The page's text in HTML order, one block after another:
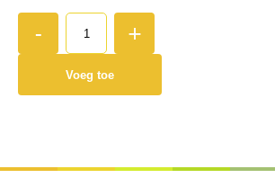
- +
Voeg toe
zijn.
Wil je nu inloggen?
Nee